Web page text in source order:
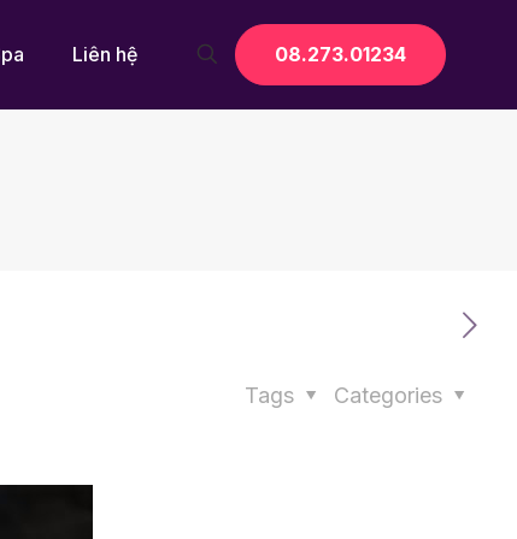
Liên hệ 08.273.01234
Categories
Tags